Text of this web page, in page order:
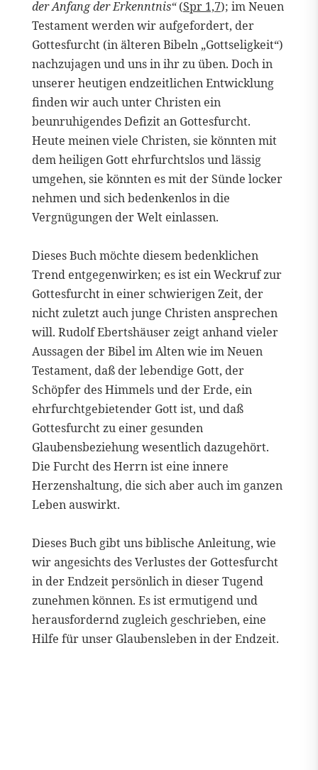
der Anfang der Erkenntnis“(Spr 1,7); im Neuen
Testament werden wir aufgefordert, der
Gottesfurcht (in älteren Bibeln „Gottseligkeit“)
nachzujagen und uns in ihr zu üben. Doch in
unserer heutigen endzeitlichen Entwicklung
finden wir auch unter Christen ein
beunruhigendes Defizit an Gottesfurcht.
Heute meinen viele Christen, sie könnten mit
dem heiligen Gott ehrfurchtslos und lässig
umgehen, sie könnten es mit der Sünde locker
nehmen und sich bedenkenlos in die
Vergnügungen der Welt einlassen.
Dieses Buch möchte diesem bedenklichen
Trend entgegenwirken; es ist ein Weckruf zur
Gottesfurcht in einer schwierigen Zeit, der
nicht zuletzt auch junge Christen ansprechen
will. Rudolf Ebertshäuser zeigt anhand vieler
Aussagen der Bibel im Alten wie im Neuen
Testament, daß der lebendige Gott, der
Schöpfer des Himmels und der Erde, ein
ehrfurchtgebietender Gott ist, und daß
Gottesfurcht zu einer gesunden
Glaubensbeziehung wesentlich dazugehört.
Die Furcht des Herrn ist eine innere
Herzenshaltung, die sich aber auch im ganzen
Leben auswirkt.
Dieses Buch gibt uns biblische Anleitung, wie
wir angesichts des Verlustes der Gottesfurcht
in der Endzeit persönlich in dieser Tugend
zunehmen können. Es ist ermutigend und
herausfordernd zugleich geschrieben, eine
Hilfe für unser Glaubensleben in der Endzeit.